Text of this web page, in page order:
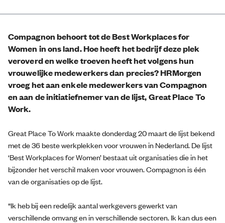
Compagnon behoort tot de Best Workplaces for
Women in ons land. Hoe heeft het bedrijf deze plek
veroverd en welke troeven heeft het volgens hun
vrouwelijke medewerkers dan precies? HRMorgen
vroeg het aan enkele medewerkers van Compagnon
en aan de initiatiefnemer van de lijst, Great Place To
Work.
Great Place To Work maakte donderdag 20 maart de lijst bekend
met de 36 beste werkplekken voor vrouwen in Nederland. De lijst
‘Best Workplaces for Women’ bestaat uit organisaties die in het
bijzonder het verschil maken voor vrouwen. Compagnon is één
van de organisaties op de lijst.
“Ik heb bij een redelijk aantal werkgevers gewerkt van
verschillende omvang en in verschillende sectoren. Ik kan dus een